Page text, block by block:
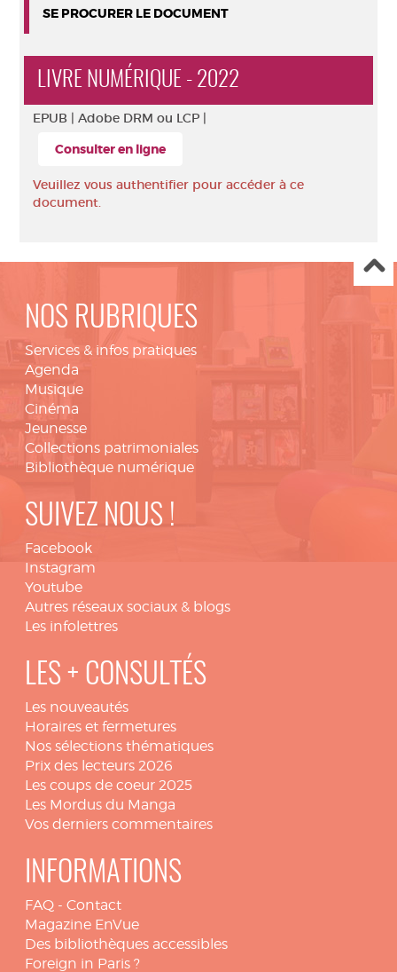
SE PROCURER LE DOCUMENT
LIVRE NUMÉRIQUE - 2022
EPUB | Adobe DRM ou LCP |
Consulter en ligne
Veuillez vous authentifier pour accéder à ce
document.
NOS RUBRIQUES
Services & infos pratiques
Agenda
Musique
Cinéma
Jeunesse
Collections patrimoniales
Bibliothèque numérique
SUIVEZ NOUS !
Facebook
Instagram
Youtube
Autres réseaux sociaux & blogs
Les infolettres
LES + CONSULTÉS
Les nouveautés
Horaires et fermetures
Nos sélections thématiques
Prix des lecteurs 2026
Les coups de coeur 2025
Les Mordus du Manga
Vos derniers commentaires
INFORMATIONS
FAQ - Contact
Magazine EnVue
Des bibliothèques accessibles
Foreign in Paris ?